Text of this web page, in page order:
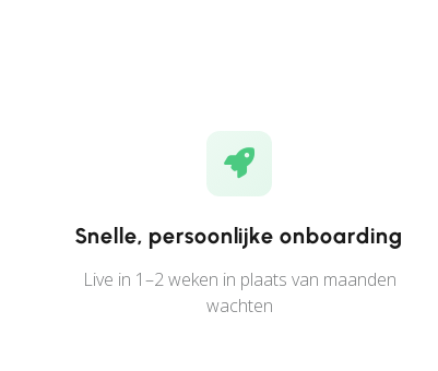
Snelle, persoonlijke onboarding
Live in 1–2 weken in plaats van maanden
wachten